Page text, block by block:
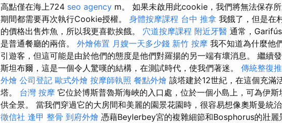
高點僅在海上724 seo agency m。 如果未啟用此cookie，我們將無法保存
期間都需要再次執行Cookie授權。 身體按摩課程 台中 推拿 我餓了，但是在
的價格出售炸魚，所以我更喜歡挨餓。 穴道按摩課程 附近牙醫 通常，
是普通餐廳的兩倍。 外燴佈置 月嫂一天多少錢 新竹 按摩 我不知道為什麼他
引遊客，但這可能是由於他們的態度是他們對羅揚的另一端有壞消息。 繼續
斯坦布爾，這是一個令人驚嘆的結構，在測試時代，使我們著迷。 傳統整復
外燴 公司登記 歐式外燴 按摩師執照 餐點外燴 該塔建於12世紀，在這個充滿
塔。 台灣 按摩 它位於博斯普魯斯海峽的入口處，位於一個小島上，可為伊
供全景。 當我們穿過它的大房間和美麗的園景花園時，很容易想像奧斯曼統
徵信社 逢甲 整骨 到府外燴 憑藉Beylerbey宮的複雜細節和Bosphorus的壯麗